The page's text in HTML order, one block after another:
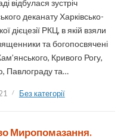
відбулася зустріч
деканату Харківсько-
дієцезії РКЦ, в якій взяли
та богопосвячені
Кривого Рогу,
Павлограду та…
Без категорії
Миропомазання.